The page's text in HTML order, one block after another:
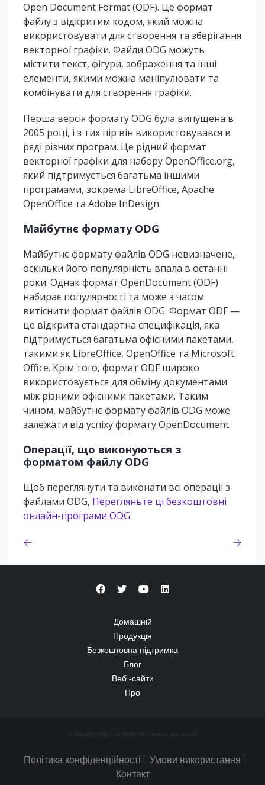
Open Document Format (ODF). Це формат
файлу з відкритим кодом, який можна
використовувати для створення та зберігання
векторної графіки. Файли ODG можуть
містити текст, фігури, зображення та інші
елементи, якими можна маніпулювати та
комбінувати для створення графіки.
Перша версія формату ODG була випущена в
2005 році, і з тих пір він використовувався в
ряді різних програм. Це рідний формат
векторної графіки для набору OpenOffice.org,
який підтримується багатьма іншими
програмами, зокрема LibreOffice, Apache
OpenOffice та Adobe InDesign.
Майбутнє формату ODG
Майбутнє формату файлів ODG невизначене,
оскільки його популярність впала в останні
роки. Однак формат OpenDocument (ODF)
набирає популярності та може з часом
витіснити формат файлів ODG. Формат ODF —
це відкрита стандартна специфікація, яка
підтримується багатьма офісними пакетами,
такими як LibreOffice, OpenOffice та Microsoft
Office. Крім того, формат ODF широко
використовується для обміну документами
між різними офісними пакетами. Таким
чином, майбутнє формату файлів ODG може
залежати від успіху формату OpenDocument.
Операції, що виконуються з
форматом файлу ODG
Щоб переглянути та виконати всі операції з
файлами ODG, Перегляньте ці безкоштовні
онлайн-програми ODG
Домашній
Продукція
Безкоштовна підтримка
Блог
Веб -сайти
Про
© Smallize Pty Ltd 2026. Всі права захищені.
Політика конфіденційності
Умови використання
Контакт